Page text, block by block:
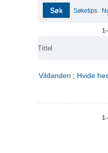
Søk Søketips
Tittel
Vildanden ; Hvide